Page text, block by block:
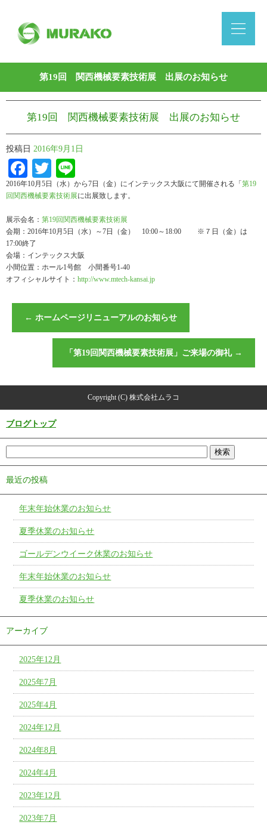
第19回 関西機械要素技術展 出展のお知らせ
第19回 関西機械要素技術展 出展のお知らせ
投稿日 2016年9月1日
Facebook
Twitter
2016年10月5日（水）から7日（金）にインテックス大阪にて開催される「 第19
回関西機械要素技術展に出展致します。
展示会名： 第19回関西機械要素技術展
会期：2016年10月5日（水）～7日（金） 10:00～18:00 ※７日（金）は
17:00終了
会場：インテックス大阪
小間位置：ホール1号館 小間番号1-40
オフィシャルサイト： http://www.mtech-kansai.jp
← ホームページリニューアルのお知らせ
「第19回関西機械要素技術展」ご来場の御礼 →
Copyright (C) 株式会社ムラコ
ブログトップ
最近の投稿
年末年始休業のお知らせ
夏季休業のお知らせ
ゴールデンウイーク休業のお知らせ
年末年始休業のお知らせ
夏季休業のお知らせ
アーカイブ
2025年12月
2025年7月
2025年4月
2024年12月
2024年8月
2024年4月
2023年12月
2023年7月